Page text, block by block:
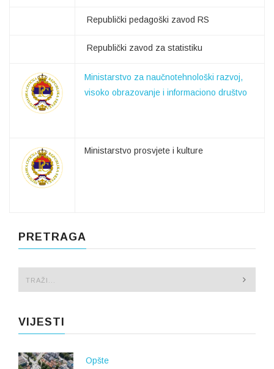
Republički pedagoški zavod RS
Republički zavod za statistiku
Ministarstvo za naučnotehnološki razvoj,
visoko obrazovanje i informaciono društvo
Ministarstvo prosvjete i kulture
PRETRAGA
VIJESTI
Opšte